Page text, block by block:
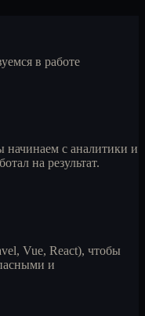
в работе
начинаем с аналитики и
на результат.
Vue, React), чтобы
и